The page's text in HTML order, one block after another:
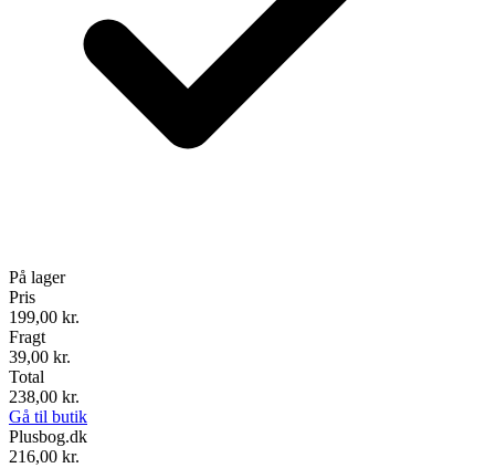
På lager
Pris
199,00 kr.
Fragt
39,00 kr.
Total
238,00 kr.
Gå til butik
Plusbog.dk
216,00 kr.